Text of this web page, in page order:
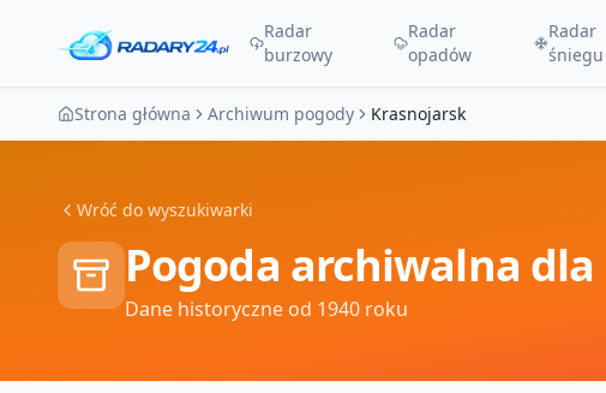
Radar
burzowy
Radar
opadów
Radar
śniegu
Strona główna Archiwum pogody Krasnojarsk
Wróć do wyszukiwarki
Pogoda archiwalna dla
Dane historyczne od 1940 roku